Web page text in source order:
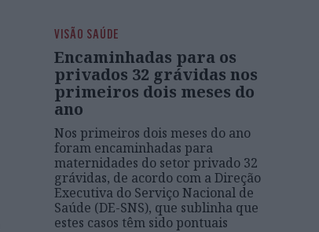
VISÃO SAÚDE
Encaminhadas para os
privados 32 grávidas nos
primeiros dois meses do
ano
Nos primeiros dois meses do ano
foram encaminhadas para
maternidades do setor privado 32
grávidas, de acordo com a Direção
Executiva do Serviço Nacional de
Saúde (DE-SNS), que sublinha que
estes casos têm sido pontuais